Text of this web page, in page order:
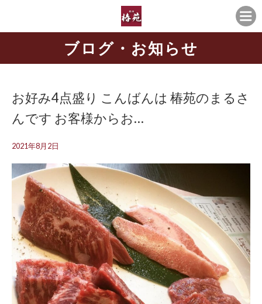
ブログ・お知らせ
お好み4点盛り こんばんは 椿苑のまるさ
んです お客様からお…
2021年8月2日